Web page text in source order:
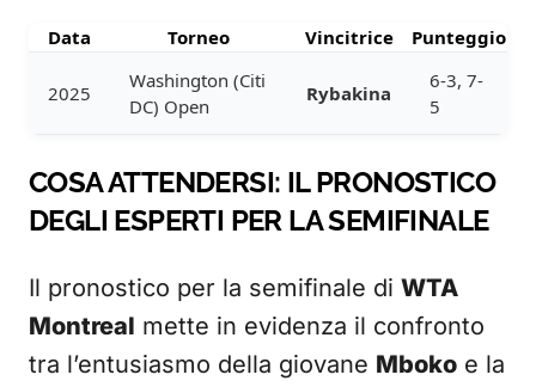
Data Torneo Vincitrice Punteggio
2025
Washington (Citi
DC) Open
Rybakina
6-3, 7-
5
COSA ATTENDERSI: IL PRONOSTICO
DEGLI ESPERTI PER LA SEMIFINALE
Il pronostico per la semifinale di WTA
Montreal mette in evidenza il confronto
tra l’entusiasmo della giovane Mboko e la